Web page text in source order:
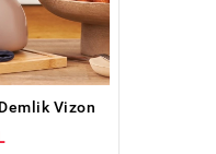
Vizon